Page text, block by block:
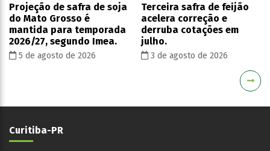
Projeção de safra de soja
do Mato Grosso é
mantida para temporada
2026/27, segundo Imea.
5 de agosto de 2026
Terceira safra de feijão
acelera correção e
derruba cotações em
julho.
3 de agosto de 2026
Curitiba-PR